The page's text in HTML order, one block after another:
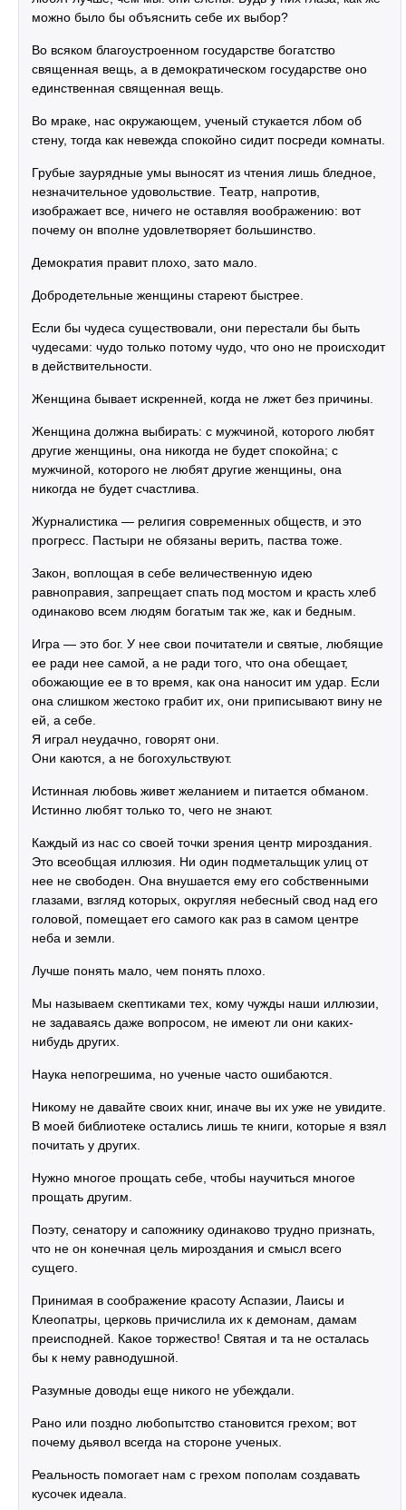
можно было бы объяснить себе их выбор?
Во всяком благоустроенном государстве богатство
священная вещь, а в демократическом государстве оно
единственная священная вещь.
Во мраке, нас окружающем, ученый стукается лбом об
стену, тогда как невежда спокойно сидит посреди комнаты.
Грубые заурядные умы выносят из чтения лишь бледное,
незначительное удовольствие. Театр, напротив,
изображает все, ничего не оставляя воображению: вот
почему он вполне удовлетворяет большинство.
Демократия правит плохо, зато мало.
Добродетельные женщины стареют быстрее.
Если бы чудеса существовали, они перестали бы быть
чудесами: чудо только потому чудо, что оно не происходит
в действительности.
Женщина бывает искренней, когда не лжет без причины.
Женщина должна выбирать: с мужчиной, которого любят
другие женщины, она никогда не будет спокойна; с
мужчиной, которого не любят другие женщины, она
никогда не будет счастлива.
Журналистика — религия современных обществ, и это
прогресс. Пастыри не обязаны верить, паства тоже.
Закон, воплощая в себе величественную идею
равноправия, запрещает спать под мостом и красть хлеб
одинаково всем людям богатым так же, как и бедным.
Игра — это бог. У нее свои почитатели и святые, любящие
ее ради нее самой, а не ради того, что она обещает,
обожающие ее в то время, как она наносит им удар. Если
она слишком жестоко грабит их, они приписывают вину не
ей, а себе.
Я играл неудачно, говорят они.
Они каются, а не богохульствуют.
Истинная любовь живет желанием и питается обманом.
Истинно любят только то, чего не знают.
Каждый из нас со своей точки зрения центр мироздания.
Это всеобщая иллюзия. Ни один подметальщик улиц от
нее не свободен. Она внушается ему его собственными
глазами, взгляд которых, округляя небесный свод над его
головой, помещает его самого как раз в самом центре
неба и земли.
Лучше понять мало, чем понять плохо.
Мы называем скептиками тех, кому чужды наши иллюзии,
не задаваясь даже вопросом, не имеют ли они каких-
нибудь других.
Наука непогрешима, но ученые часто ошибаются.
Никому не давайте своих книг, иначе вы их уже не увидите.
В моей библиотеке остались лишь те книги, которые я взял
почитать у других.
Нужно многое прощать себе, чтобы научиться многое
прощать другим.
Поэту, сенатору и сапожнику одинаково трудно признать,
что не он конечная цель мироздания и смысл всего
сущего.
Принимая в соображение красоту Аспазии, Лаисы и
Клеопатры, церковь причислила их к демонам, дамам
преисподней. Какое торжество! Святая и та не осталась
бы к нему равнодушной.
Разумные доводы еще никого не убеждали.
Рано или поздно любопытство становится грехом; вот
почему дьявол всегда на стороне ученых.
Реальность помогает нам с грехом пополам создавать
кусочек идеала.